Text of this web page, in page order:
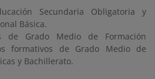
Secundaria Obligatoria y
Básica.
de Grado Medio de Formación
formativos de Grado Medio de
y Bachillerato.